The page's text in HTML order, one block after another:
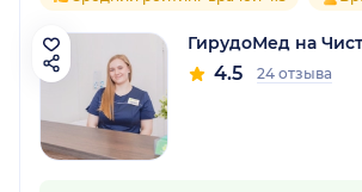
ГирудоМед на
4.5 24 отзыва